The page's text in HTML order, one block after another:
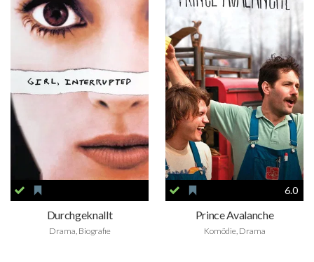
Durchgeknallt
Drama, Biografie
6.0
Prince Avalanche
Komödie, Drama